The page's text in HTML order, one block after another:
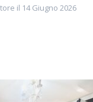
il 14 Giugno 2026